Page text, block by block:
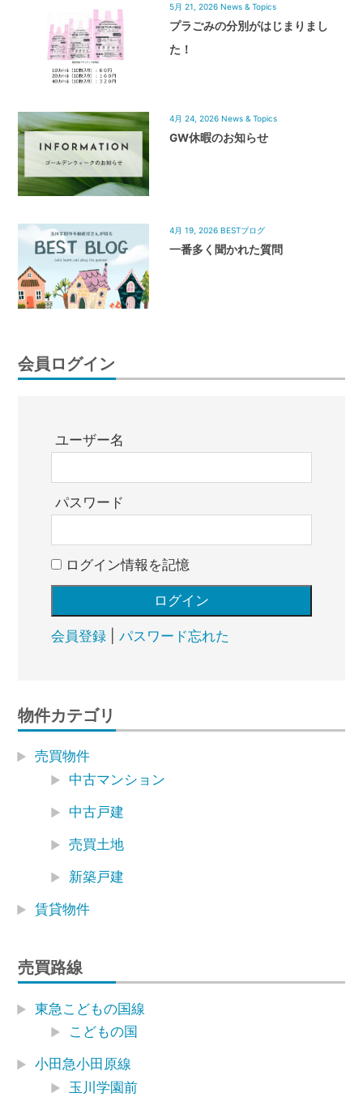
5月 21, 2026 News & Topics
プラごみの分別がはじまりまし
た！
4月 24, 2026 News & Topics
GW休暇のお知らせ
4月 19, 2026 BESTブログ
一番多く聞かれた質問
会員ログイン
ユーザー名
パスワード
ログイン情報を記憶
会員登録| パスワード忘れた
物件カテゴリ
売買物件
中古マンション
中古戸建
売買土地
新築戸建
賃貸物件
売買路線
東急こどもの国線
こどもの国
小田急小田原線
玉川学園前